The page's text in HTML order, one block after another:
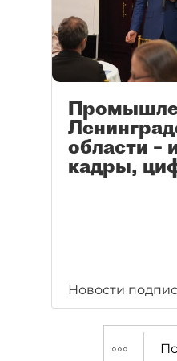
области –
кадры,
Новости